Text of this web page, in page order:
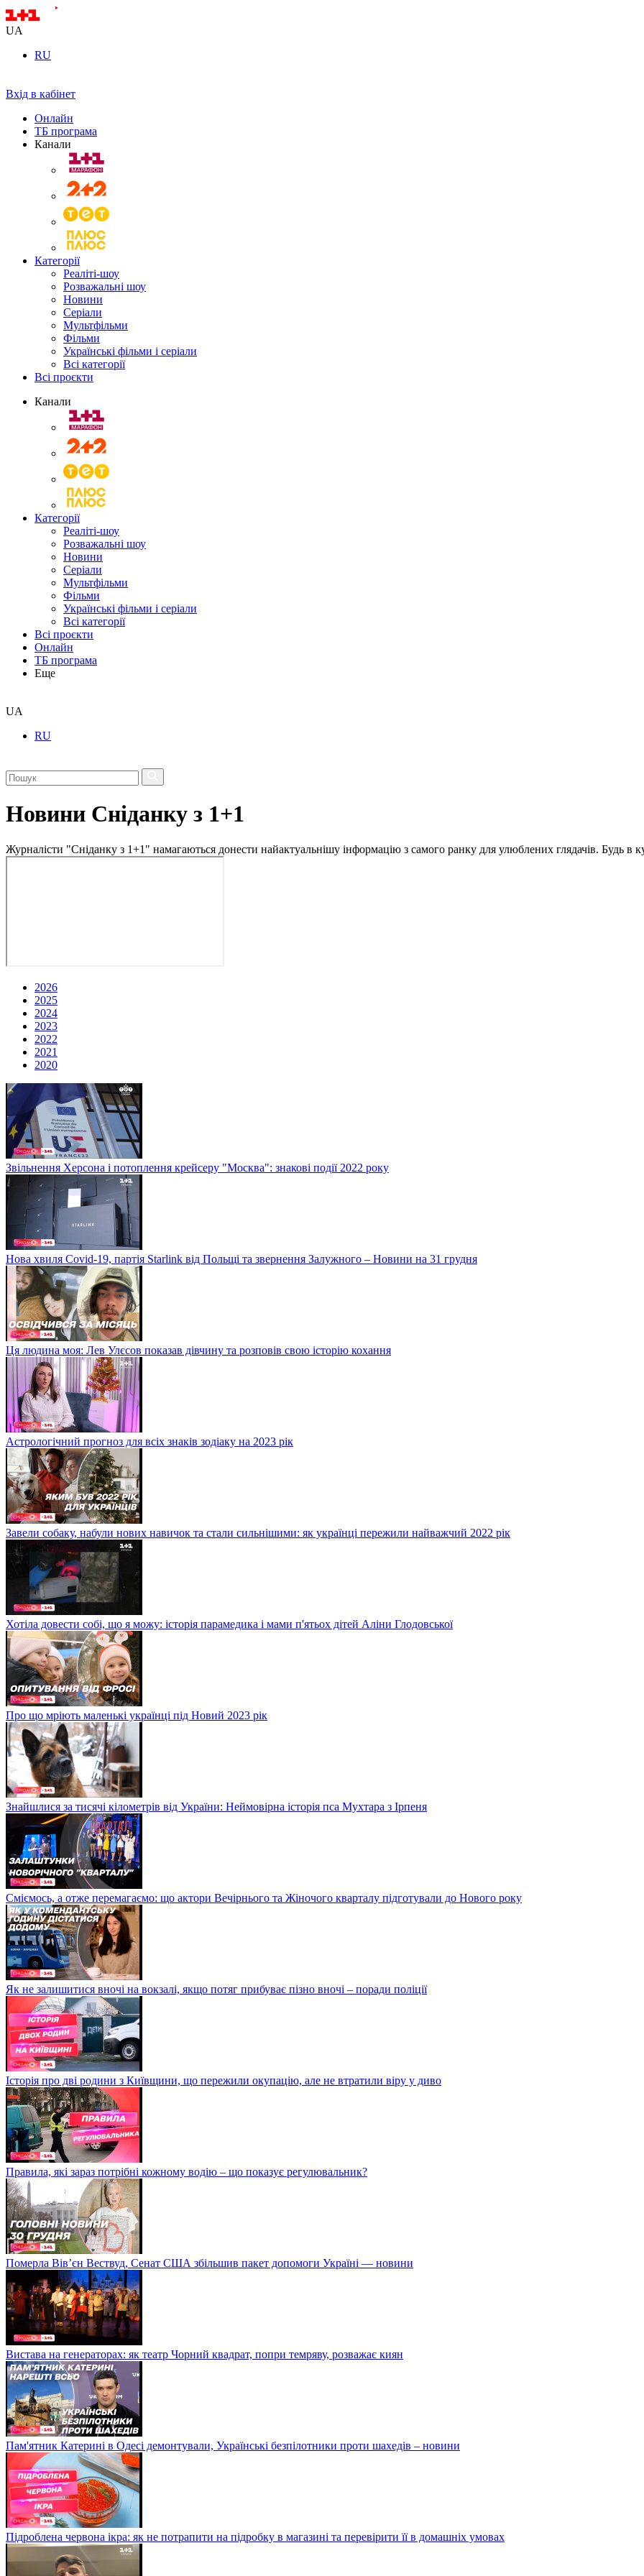
UA
RU
Вхід в кабінет
Онлайн
ТБ програма
Канали
Категорії
Реаліті-шоу
Розважальні шоу
Новини
Серіали
Мультфільми
Фільми
Українські фільми і серіали
Всі категорії
Всі проєкти
Канали
Категорії
Реаліті-шоу
Розважальні шоу
Новини
Серіали
Мультфільми
Фільми
Українські фільми і серіали
Всі категорії
Всі проєкти
Онлайн
ТБ програма
Еще
UA
RU
Новини Сніданку з 1+1
Журналісти "Сніданку з 1+1" намагаються донести найактуальнішу інформацію з самого ранку для улюблених глядачів. Будь в
2026
2025
2024
2023
2022
2021
2020
Звільнення Херсона і потоплення крейсеру "Москва": знакові події 2022 року
Нова хвиля Covid-19, партія Starlink від Польщі та звернення Залужного – Новини на 31 грудня
Ця людина моя: Лев Улєсов показав дівчину та розповів свою історію кохання
Астрологічний прогноз для всіх знаків зодіаку на 2023 рік
Завели собаку, набули нових навичок та стали сильнішими: як українці пережили найважчий 2022 рік
Хотіла довести собі, що я можу: історія парамедика і мами п'ятьох дітей Аліни Глодовської
Про що мріють маленькі українці під Новий 2023 рік
Знайшлися за тисячі кілометрів від України: Неймовірна історія пса Мухтара з Ірпеня
Сміємось, а отже перемагаємо: що актори Вечірнього та Жіночого кварталу підготували до Нового року
Як не залишитися вночі на вокзалі, якщо потяг прибуває пізно вночі – поради поліції
Історія про дві родини з Київщини, що пережили окупацію, але не втратили віру у диво
Правила, які зараз потрібні кожному водію – що показує регулювальник?
Померла Вівʼєн Вествуд, Сенат США збільшив пакет допомоги Україні — новини
Вистава на генераторах: як театр Чорний квадрат, попри темряву, розважає киян
Пам'ятник Катерині в Одесі демонтували, Українські безпілотники проти шахедів – новини
Підроблена червона ікра: як не потрапити на підробку в магазині та перевірити її в домашніх умовах